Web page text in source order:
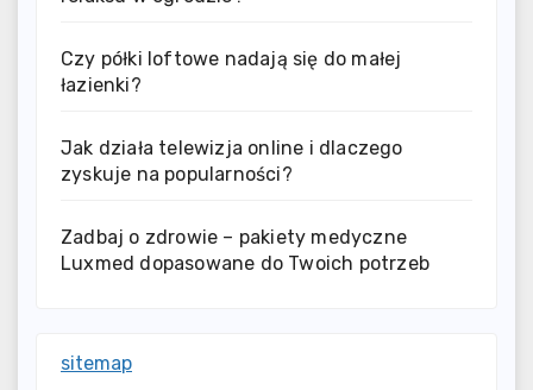
Czy półki loftowe nadają się do małej
łazienki?
Jak działa telewizja online i dlaczego
zyskuje na popularności?
Zadbaj o zdrowie – pakiety medyczne
Luxmed dopasowane do Twoich potrzeb
sitemap